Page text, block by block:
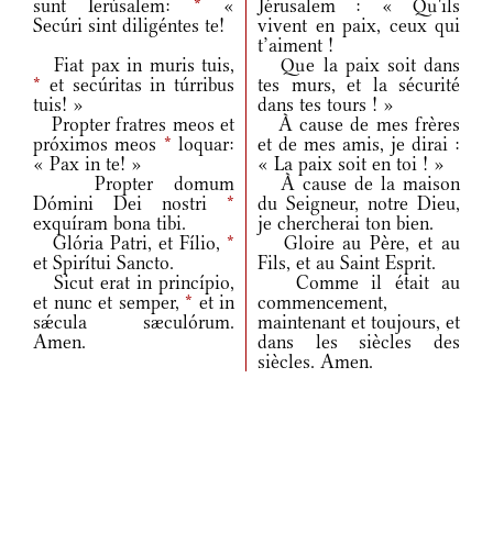
sunt Ierúsalem: * «
Secúri sint diligéntes te!
Jérusalem : « Qu'ils
vivent en paix, ceux qui
t’aiment !
Fiat pax in muris tuis,
* et secúritas in túrribus
tuis! »
Que la paix soit dans
tes murs, et la sécurité
dans tes tours ! »
Propter fratres meos et
próximos meos * loquar:
« Pax in te! »
À cause de mes frères
et de mes amis, je dirai :
« La paix soit en toi ! »
Propter domum
Dómini Dei nostri *
exquíram bona tibi.
À cause de la maison
du Seigneur, notre Dieu,
je chercherai ton bien.
Glória Patri, et Fílio, *
et Spirítui Sancto.
Gloire au Père, et au
Fils, et au Saint Esprit.
Sicut erat in princípio,
et nunc et semper, * et in
sǽcula sæculórum.
Amen.
Comme il était au
commencement,
maintenant et toujours, et
dans les siècles des
siècles. Amen.